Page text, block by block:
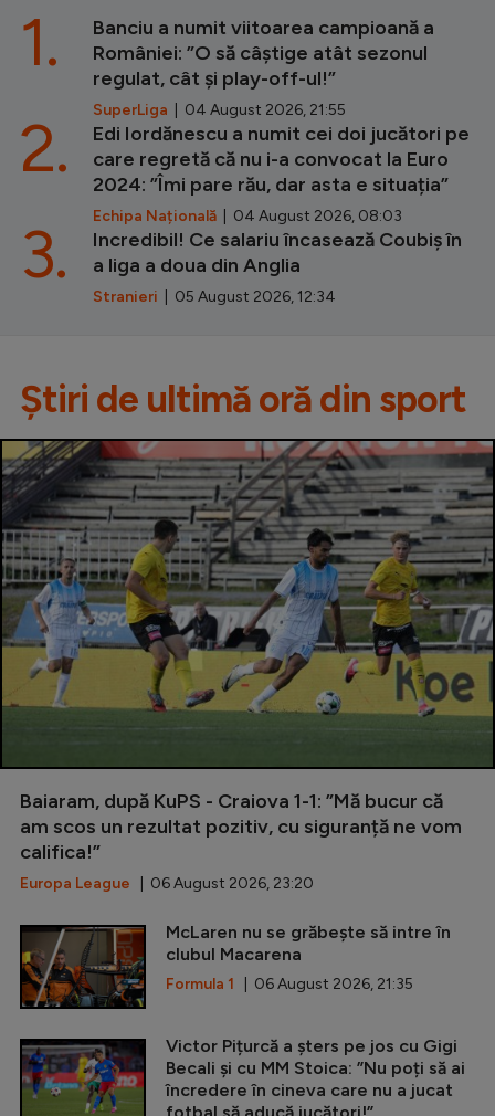
Banciu a numit viitoarea campioană a
României: ”O să câștige atât sezonul
regulat, cât și play-off-ul!”
SuperLiga | 04 August 2026, 21:55
1.
Edi Iordănescu a numit cei doi jucători pe
care regretă că nu i-a convocat la Euro
2024: ”Îmi pare rău, dar asta e situația”
Echipa Națională | 04 August 2026, 08:03
2.
Incredibil! Ce salariu încasează Coubiș în
a liga a doua din Anglia
Stranieri | 05 August 2026, 12:34
3.
Știri de ultimă oră din sport
Baiaram, după KuPS - Craiova 1-1: ”Mă bucur că
am scos un rezultat pozitiv, cu siguranță ne vom
califica!”
Europa League | 06 August 2026, 23:20
McLaren nu se grăbește să intre în
clubul Macarena
Formula 1 | 06 August 2026, 21:35
Victor Pițurcă a șters pe jos cu Gigi
Becali și cu MM Stoica: ”Nu poți să ai
încredere în cineva care nu a jucat
fotbal să aducă jucători!”